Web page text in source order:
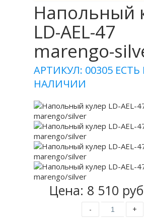
Напольный
LD-AEL-47
marengo-
АРТИКУЛ: 00305 ЕСТЬ
НАЛИЧИИ
Цена: 8 510
- +